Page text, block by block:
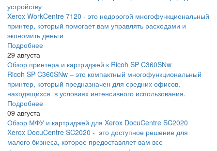
устройству
Xerox WorkCentre 7120 - это недорогой многофункциональный
принтер, который помогает вам управлять расходами и
экономить деньги
Подробнее
29 августа
Обзор принтера и картриджей к Ricoh SP C360SNw
Ricoh SP C360SNw – это компактный многофункциональный
принтер, который предназначен для средних офисов,
находящихся в условиях интенсивного использования.
Подробнее
09 августа
Обзор МФУ и картриджей для Xerox DocuCentre SC2020
Xerox DocuCentre SC2020 - это доступное решение для
малого бизнеса, которое предоставляет вам все